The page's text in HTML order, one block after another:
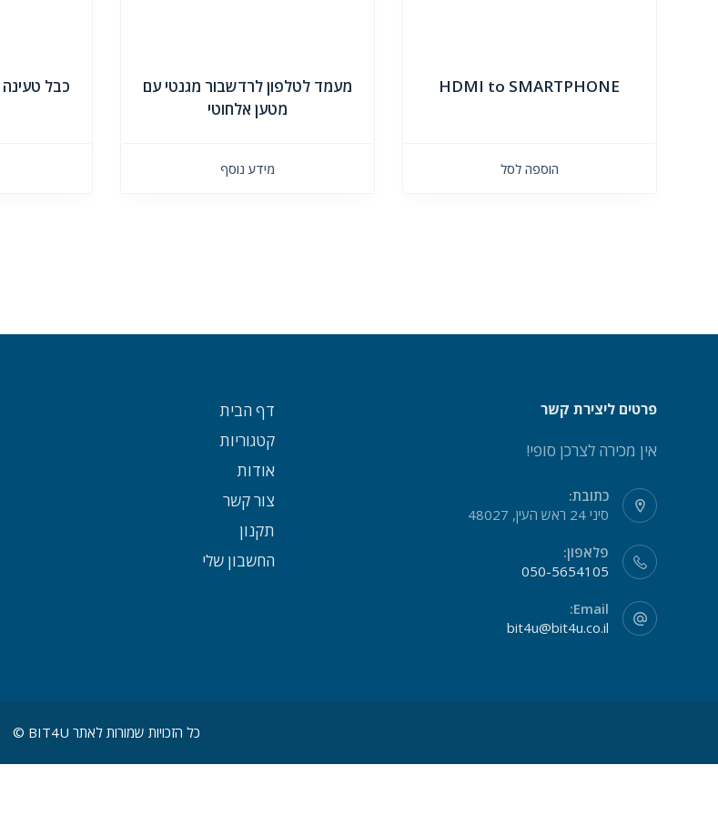
HDMI to SMARTPHONE
הוספה לסל
מעמד לטלפון לרדשבור מגנטי עם
מטען אלחוטי
מידע נוסף
פרטים ליצירת קשר
אין מכירה לצרכן סופי!
כתובת:
סיני 24 ראש העין, 48027
פלאפון:
050-5654105
Email:
bit4u@bit4u.co.il
דף הבית
קטגוריות
אודות
צור קשר
תקנון
החשבון שלי
כל הזכויות שמורות לאתר BIT4U ©